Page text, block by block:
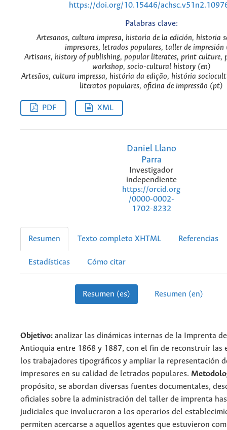
https://doi.org/10.15446/
Palabras clave:
Artesanos, cultura impresa, historia de la edición, historia
impresores, letrados populares, taller de impresión
Artisans, history of publishing, popular literates, print culture,
workshop, socio-cultural history (en)
Artesãos, cultura impressa, história da edição, história
literatos populares, oficina de impressão (pt)
PDF XML
Daniel Llano
Parra
Investigador
independiente
https://orcid.org
/0000-0002-
1702-8232
Resumen Texto completo XHTML Referencias
Estadísticas Cómo citar
Resumen (es) Resumen (en)
Objetivo: analizar las dinámicas internas de la Imprenta
Antioquia entre 1868 y 1887, con el fin de reconstruir las
los trabajadores tipográficos y ampliar la representación
impresores en su calidad de letrados populares.
propósito, se abordan diversas fuentes documentales,
oficiales sobre la administración del taller de imprenta
judiciales que involucraron a los operarios del
permiten acercarse a aquellos agentes que estuvieron